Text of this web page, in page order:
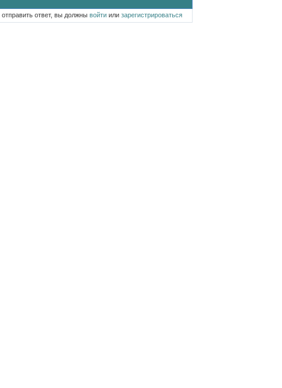
ответ, вы должнывойти илизарегистрироваться